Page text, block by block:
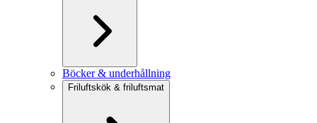
Böcker & underhållning
Friluftskök & friluftsmat